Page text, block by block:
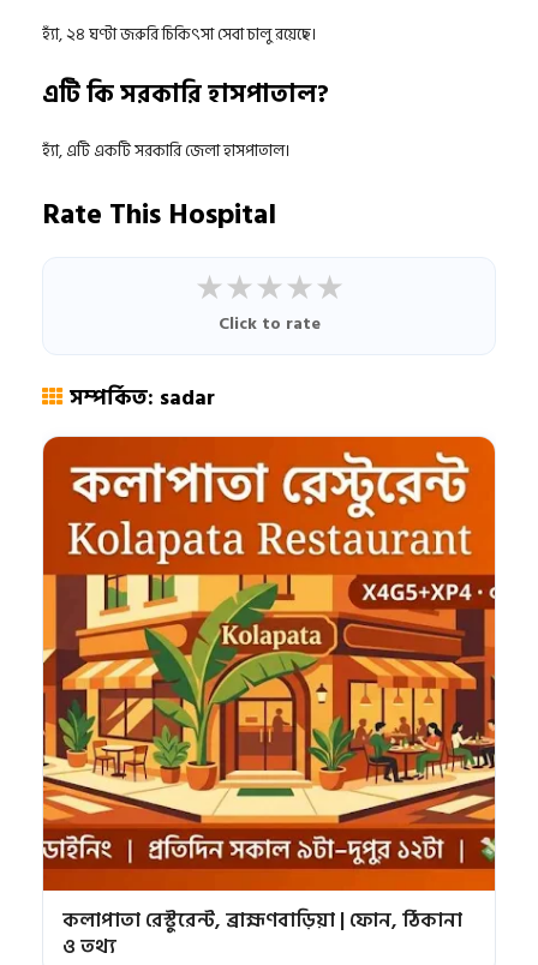
হ্যাঁ, ২৪ ঘণ্টা জরুরি চিকিৎসা সেবা চালু রয়েছে।
এটি কি সরকারি হাসপাতাল?
হ্যাঁ, এটি একটি সরকারি জেলা হাসপাতাল।
Rate This Hospital
★★★★★
Click to rate
সম্পর্কিত: sadar
কলাপাতা রেস্টুরেন্ট, ব্রাহ্মণবাড়িয়া | ফোন, ঠিকানা
ও তথ্য